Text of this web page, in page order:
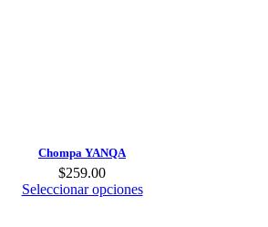
Chompa YANQA
$259.00
Seleccionar opciones